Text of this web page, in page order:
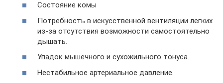
Состояние комы
Потребность в искусственной вентиляции легких
из-за отсутствия возможности самостоятельно
дышать.
Упадок мышечного и сухожильного тонуса.
Нестабильное артериальное давление.